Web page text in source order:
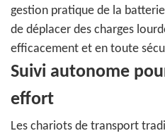
gestion pratique de la
de déplacer des charges
efficacement et en toute
Suivi autonome
effort
Les chariots de transport